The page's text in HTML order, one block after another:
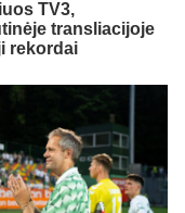
TV3,
transliacijoje
rekordai